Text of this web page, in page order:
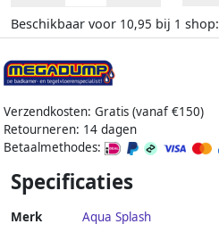
Beschikbaar voor 10,95 bij 1 shop:
Verzendkosten: Gratis (vanaf €150)
Retourneren: 14 dagen
Betaalmethodes:
Specificaties
Merk Aqua Splash